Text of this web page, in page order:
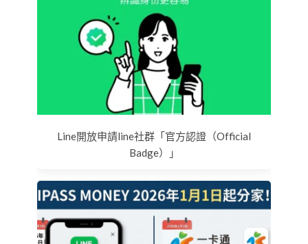
Line開放申請line社群「官方認證（Official
Badge）」